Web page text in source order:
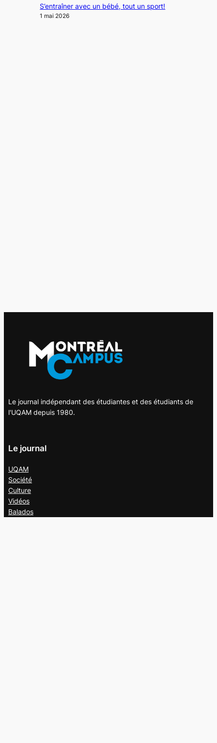
S’entraîner avec un bébé, tout un sport!
1 mai 2026
Le journal indépendant des étudiantes et des étudiants de
l'UQAM depuis 1980.
Le journal
UQAM
Société
Culture
Vidéos
Balados